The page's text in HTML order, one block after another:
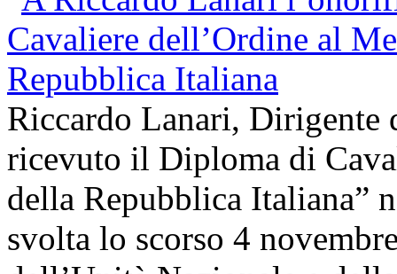
Riccardo Lanari, Dirigente
ricevuto il Diploma di
della Repubblica Italiana”
svolta lo scorso 4